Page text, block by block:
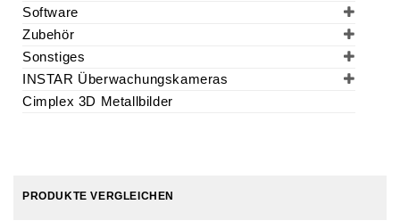
Software
Zubehör
Sonstiges
INSTAR Überwachungskameras
Cimplex 3D Metallbilder
PRODUKTE VERGLEICHEN